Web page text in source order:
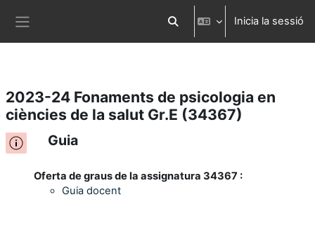
Ves al contingut principal Commuta l'entrada de la cerca
Inicia la sessió
2023-24 Fonaments de psicologia en
ciències de la salut Gr.E (34367)
Guia
Oferta de graus de la assignatura 34367 :
Guia docent